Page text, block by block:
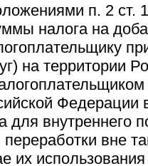
п. 2 ст.
налога на
на территории
Федерации
для внутреннего
переработки вне
их